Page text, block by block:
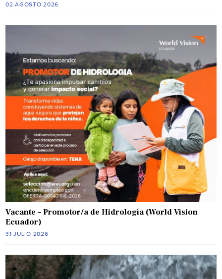
02 AGOSTO 2026
Vacante – Promotor/a de Hidrología (World Vision
Ecuador)
31 JULIO 2026